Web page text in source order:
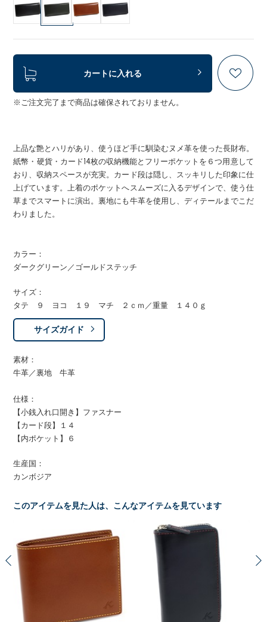
カートに入れる
※ご注文完了まで商品は確保されておりません。
上品な艶とハリがあり、使うほど手に馴染むヌメ革を使った長財布。
紙幣・硬貨・カード14枚の収納機能とフリーポケットを６つ用意して
おり、収納スペースが充実。カード段は隠し、スッキリした印象に仕
上げています。上着のポケットへスムーズに入るデザインで、使う仕
草までスマートに演出。裏地にも牛革を使用し、ディテールまでこだ
わりました。
カラー：
ダークグリーン／ゴールドステッチ
サイズ：
タテ ９ ヨコ １９ マチ ２ｃｍ／重量 １４０ｇ
サイズガイド
素材：
牛革／裏地 牛革
仕様：
【小銭入れ口開き】ファスナー
【カード段】１４
【内ポケット】６
生産国：
カンボジア
このアイテムを見た人は、こんなアイテムを見ています